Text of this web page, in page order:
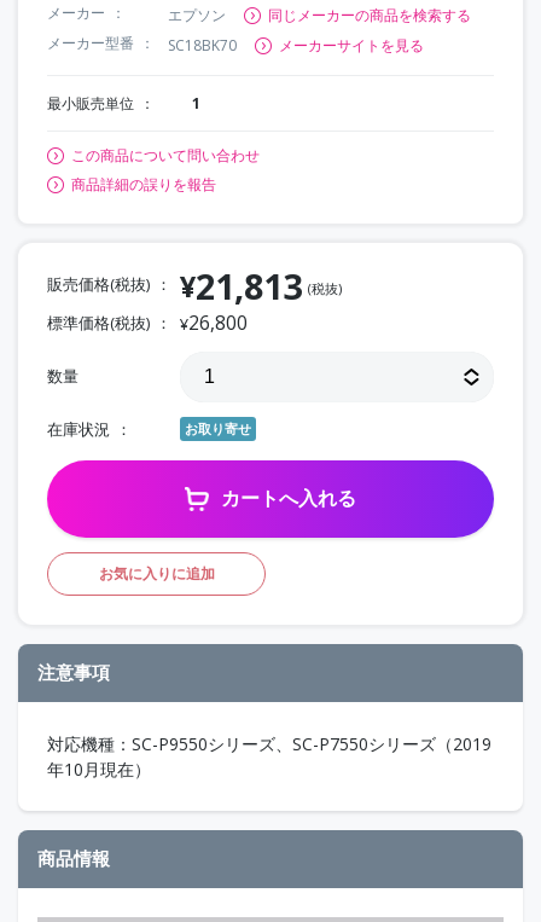
メーカー エプソン
同じメーカーの商品を検索する
メーカー型番
SC18BK70 メーカーサイトを見る
最小販売単位 1
この商品について問い合わせ
商品詳細の誤りを報告
販売価格(税抜) ¥21,813 (税抜)
標準価格(税抜) ¥26,800
数量
在庫状況 お取り寄せ
カートへ入れる
お気に入りに追加
注意事項
対応機種：SC-P9550シリーズ、SC-P7550シリーズ（2019
年10月現在）
商品情報